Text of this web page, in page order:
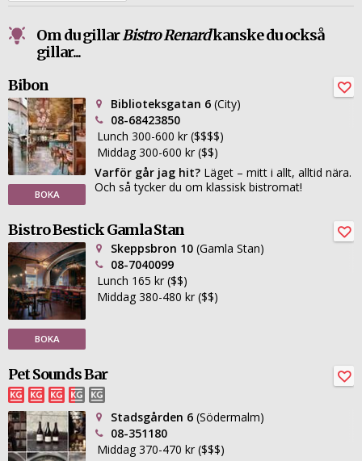
Om du gillarBistro Renardkanske du också
gillar...
Bibon
BOKA
Biblioteksgatan 6 (City)
08-68423850
Lunch 300-600 kr ($$$$)
Middag 300-600 kr ($$)
Varför går jag hit? Läget – mitt i allt, alltid nära.
Och så tycker du om klassisk bistromat!
Bistro Bestick Gamla Stan
BOKA
Skeppsbron 10 (Gamla Stan)
08-7040099
Lunch 165 kr ($$)
Middag 380-480 kr ($$)
Pet Sounds Bar
Stadsgården 6 (Södermalm)
08-351180
Middag 370-470 kr ($$$)